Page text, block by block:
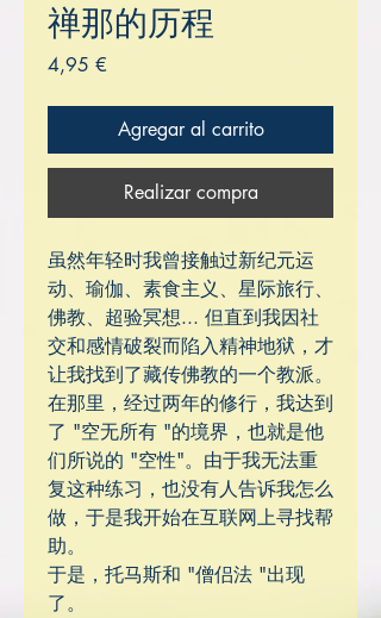
禅那的历程
4,95 €
Agregar al carrito
Realizar compra
虽然年轻时我曾接触过新纪元运
动、瑜伽、素食主义、星际旅行、
佛教、超验冥想... 但直到我因社
交和感情破裂而陷入精神地狱，才
让我找到了藏传佛教的一个教派。
在那里，经过两年的修行，我达到
了 "空无所有 "的境界，也就是他
们所说的 "空性"。由于我无法重
复这种练习，也没有人告诉我怎么
做，于是我开始在互联网上寻找帮
助。
于是，托马斯和 "僧侣法 "出现
了。